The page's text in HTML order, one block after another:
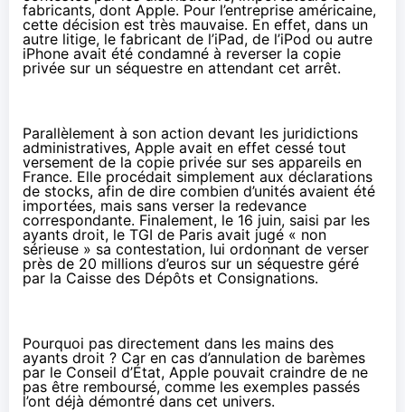
fabricants, dont Apple. Pour l’entreprise américaine,
cette décision est très mauvaise. En effet, dans un
autre litige, le fabricant de l’iPad, de l’iPod ou autre
iPhone avait été condamné à reverser la copie
privée sur un séquestre en attendant cet arrêt.
Parallèlement à son action devant les juridictions
administratives, Apple avait en effet cessé tout
versement de la copie privée sur ses appareils en
France. Elle procédait simplement aux déclarations
de stocks, afin de dire combien d’unités avaient été
importées, mais sans verser la redevance
correspondante. Finalement, le 16 juin, saisi par les
ayants droit, le TGI de Paris avait jugé « non
sérieuse » sa contestation, lui ordonnant de verser
près de 20 millions d’euros sur un séquestre géré
par la Caisse des Dépôts et Consignations.
Pourquoi pas directement dans les mains des
ayants droit ? Car en cas d’annulation de barèmes
par le Conseil d’État, Apple pouvait craindre de ne
pas être remboursé, comme les exemples passés
l’ont déjà démontré dans cet univers.